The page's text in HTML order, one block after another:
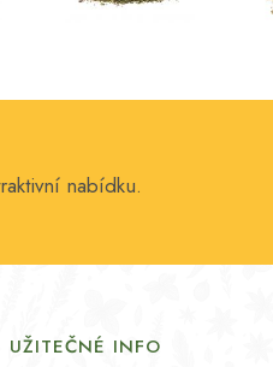
nabídku.
UŽITEČNÉ INFO